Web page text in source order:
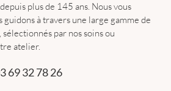
plus de 145 ans. Nous vous
guidons à travers une large gamme de
par nos soins ou
atelier.
69 32 78 26